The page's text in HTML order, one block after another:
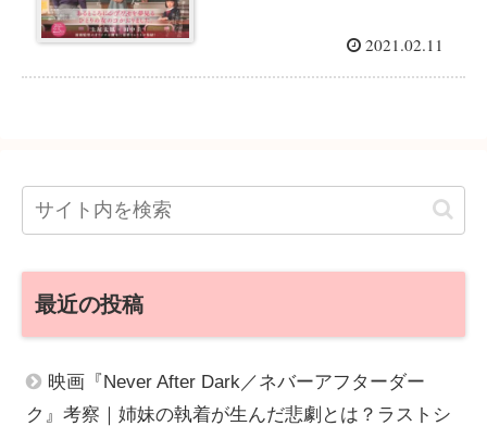
2021.02.11
最近の投稿
映画『Never After Dark／ネバーアフターダー
ク』考察｜姉妹の執着が生んだ悲劇とは？ラストシ